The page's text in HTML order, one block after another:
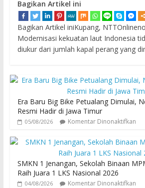
Bagikan Artikel ini
Bagikan Artikel iniKupang,
Modernisasi kekuatan laut Indonesia
diukur dari jumlah kapal perang yang
Era Baru Big Bike Petualang Dimulai,
Resmi Hadir di Jawa Timur
05/08/2026 Komentar Dinonaktifkan
SMKN 1 Jenangan, Sekolah Binaan
Raih Juara 1 LKS Nasional 2026
04/08/2026 Komentar Dinonaktifkan